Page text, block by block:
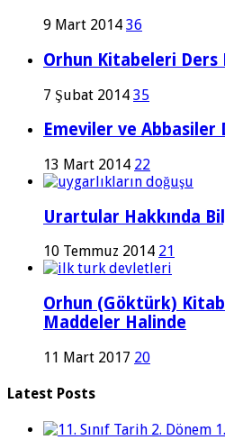
9 Mart 2014 36
Orhun Kitabeleri Ders
7 Şubat 2014 35
Emeviler ve Abbasiler
13 Mart 2014 22
Urartular Hakkında
10 Temmuz 2014 21
Orhun (Göktürk)
Maddeler Halinde
11 Mart 2017 20
Latest Posts